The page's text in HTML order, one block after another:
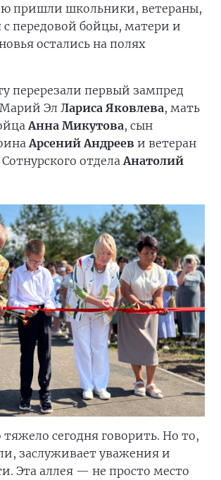
пришли школьники, ветераны,
с передовой бойцы, матери и
остались на полях
перерезали первый зампред
Марий Эл Лариса Яковлева, мать
Анна Микутова, сын
Арсений Андреев и ветеран
отдела Анатолий
сегодня говорить. Но то,
заслуживает уважения и
Эта аллея — не просто место